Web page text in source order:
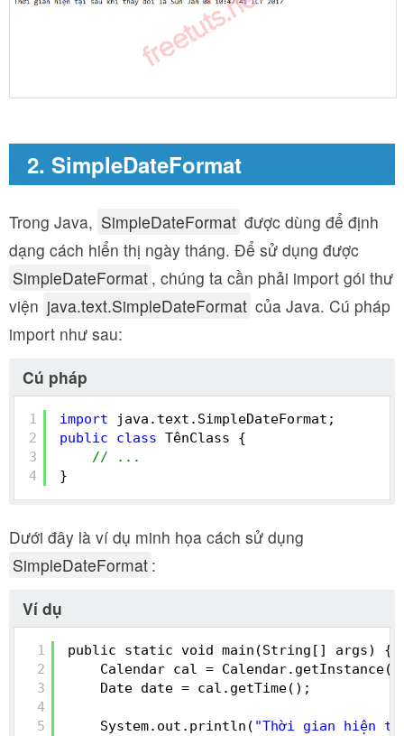
2. SimpleDateFormat
Trong Java, SimpleDateFormat được dùng để định
dạng cách hiển thị ngày tháng. Để sử dụng được
SimpleDateFormat , chúng ta cần phải import gói thư
viện java.text.SimpleDateFormat của Java. Cú pháp
import như sau:
Cú pháp
1
2
3
4
import
java.text.SimpleDateFormat;
public
class TênClass {
// ...
}
Dưới đây là ví dụ minh họa cách sử dụng
SimpleDateFormat :
Ví dụ
1
2
3
4
5
public static void main(String[] args) {
Calendar cal =
Date date = cal.getTime();
System.out.println( "Thời gian hiện